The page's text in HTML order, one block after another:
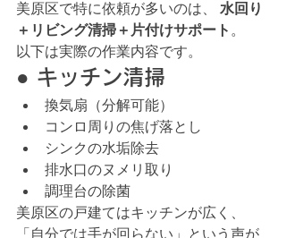
美原区で特に依頼が多いのは、 水回り
＋リビング清掃＋片付けサポート 。
以下は実際の作業内容です。
● キッチン清掃
換気扇（分解可能）
コンロ周りの焦げ落とし
シンクの水垢除去
排水口のヌメリ取り
調理台の除菌
美原区の戸建てはキッチンが広く、
「自分では手が回らない」という声が